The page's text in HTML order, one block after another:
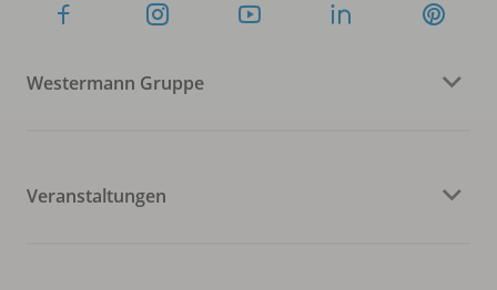
Westermann Gruppe
Veranstaltungen